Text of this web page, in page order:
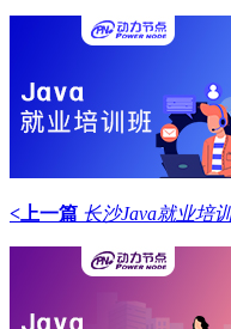
<上一篇 长沙Java就业培